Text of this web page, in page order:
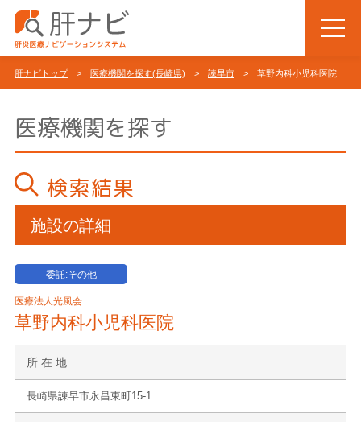
肝ナビトップ> 医療機関を探す(長崎県) > 諫早市 > 草野内科小児科医院
医療機関を探す
検索結果
施設の詳細
委託:その他
医療法人光風会
草野内科小児科医院
所 在 地
長崎県諫早市永昌東町15-1